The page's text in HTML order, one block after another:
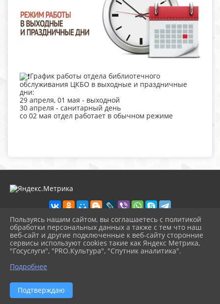
График работы отдела библиотечного
обслуживания ЦКБО в выходные и праздничные
дни:
29 апреля, 01 мая - выходной
30 апреля - санитарный день
со 02 мая отдел работает в обычном режиме
2026 г. ckbozaozersk.ru
Вход
Карта сайта
Политика обработки персональных данных
Сделано на KubCMS
Разработка и поддержка
Пользуясь нашим сайтом, вы соглашаетесь с политикой
обработки персональных данных а также с тем что наш
веб-сайт и другие подключенные к веб-сайту сторонние
сервисы используют cookies такие как Яндекс Метрика,
"Госуслуги", "PRO.Культура", "Спутник аналитика".
Подробнее
Подтверждаю